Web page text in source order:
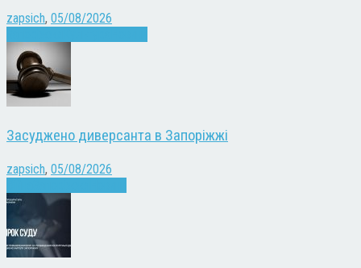
zapsich, 05/08/2026
Засуджено диверсанта в Запоріжжі
zapsich, 05/08/2026